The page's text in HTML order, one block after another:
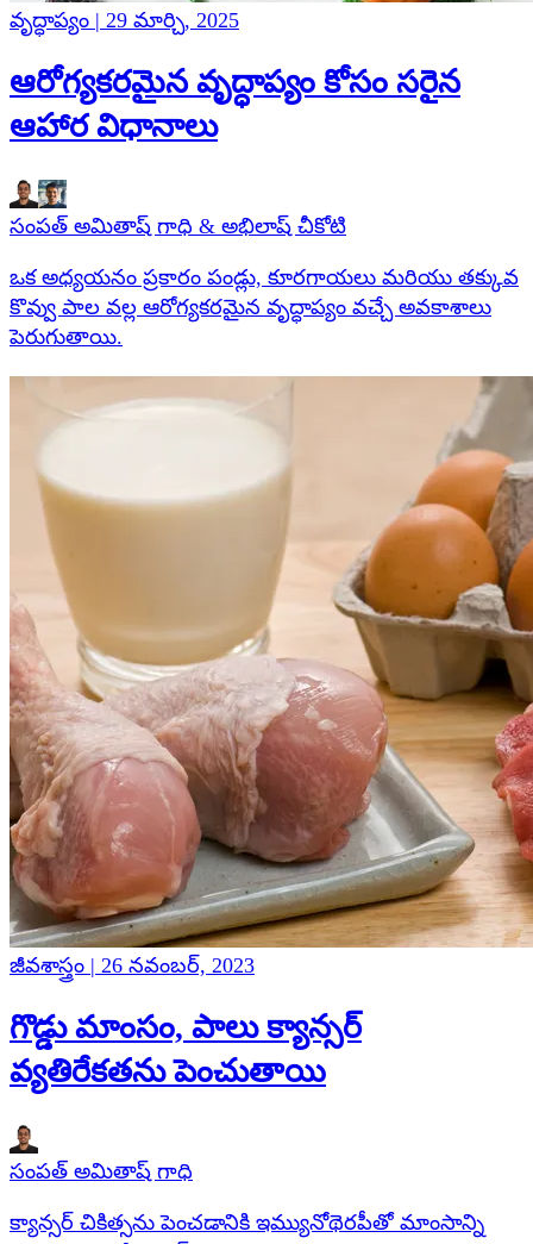
వృద్ధాప్యం | 29 మార్చి, 2025
ఆరోగ్యకరమైన వృద్ధాప్యం కోసం సరైన
ఆహార విధానాలు
సంపత్ అమితాష్ గాధి & అభిలాష్ చీకోటి
ఒక అధ్యయనం ప్రకారం పండ్లు, కూరగాయలు మరియు తక్కువ
కొవ్వు పాల వల్ల ఆరోగ్యకరమైన వృద్ధాప్యం వచ్చే అవకాశాలు
పెరుగుతాయి.
జీవశాస్త్రం | 26 నవంబర్, 2023
గొడ్డు మాంసం, పాలు క్యాన్సర్
వ్యతిరేకతను పెంచుతాయి
సంపత్ అమితాష్ గాధి
క్యాన్సర్ చికిత్సను పెంచడానికి ఇమ్యునోథెరపీతో మాంసాన్ని